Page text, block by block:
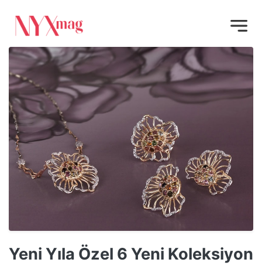
Yeni Yıla Özel 6 Yeni Koleksiyon